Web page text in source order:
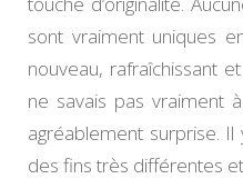
sont vraiment uniques
nouveau, rafraîchissant
ne savais pas vraiment
agréablement surprise.
des fins très différentes